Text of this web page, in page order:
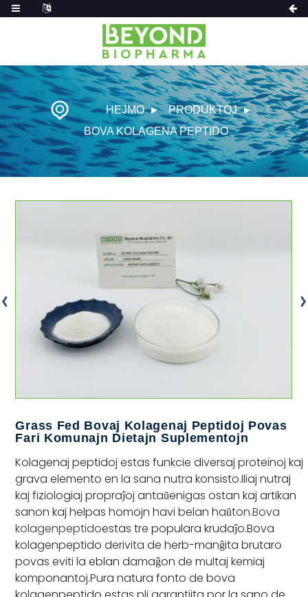
HEJMO
PRODUKTOJ
BOVA KOLAGENA PEPTIDO
Grass Fed Bovaj Kolagenaj Peptidoj Povas
Fari Komunajn Dietajn Suplementojn
Kolagenaj peptidoj estas funkcie diversaj proteinoj kaj
grava elemento en la sana nutra konsisto.Iliaj nutraj
kaj fiziologiaj propraĵoj antaŭenigas ostan kaj artikan
sanon kaj helpas homojn havi belan haŭton.Bova
kolagenpeptidoestas tre populara krudaĵo.Bova
kolagenpeptido derivita de herb-manĝita brutaro
povas eviti la eblan damaĝon de multaj kemiaj
komponantoj.Pura natura fonto de bova